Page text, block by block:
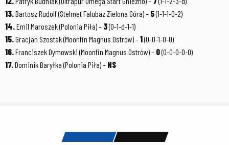
13. Bartosz Rudolf (Stelmet Falubaz Zielona Góra) – 5(1-1-1-0-2)
14. Emil Maroszek (Polonia Piła) – 3(0-1-d-1-1)
15. Gracjan Szostak (Moonfin Magnus Ostrów) –1(0-0-1-0-0)
16. Franciszek Dymowski (Moonfin Magnus Ostrów) – 0(0-0-0-0-0)
17. Dominik Baryłka (Polonia Piła) – NS